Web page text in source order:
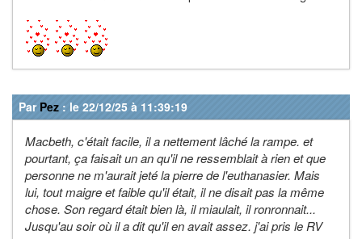
Par Pez : le 22/12/25 à 11:39:19
Macbeth, c'était facile, il a nettement lâché la rampe. et
pourtant, ça faisait un an qu'il ne ressemblait à rien et que
personne ne m'aurait jeté la pierre de l'euthanasier. Mais
lui, tout maigre et faible qu'il était, il ne disait pas la même
chose. Son regard était bien là, il miaulait, il ronronnait...
Jusqu'au soir où il a dit qu'il en avait assez. j'ai pris le RV